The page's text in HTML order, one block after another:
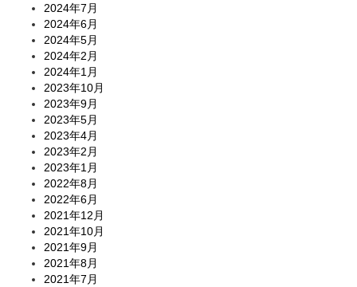
2024年7月
2024年6月
2024年5月
2024年2月
2024年1月
2023年10月
2023年9月
2023年5月
2023年4月
2023年2月
2023年1月
2022年8月
2022年6月
2021年12月
2021年10月
2021年9月
2021年8月
2021年7月